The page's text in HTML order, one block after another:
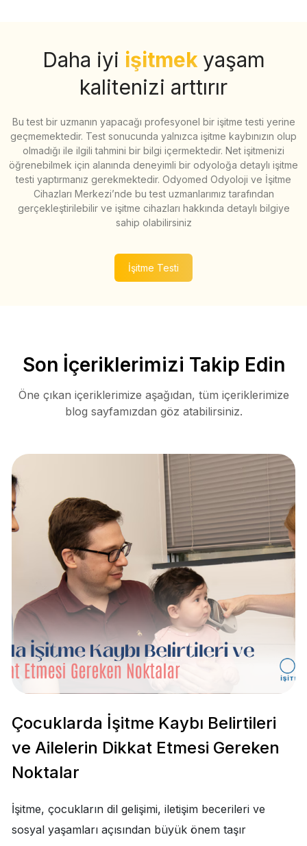
Daha iyi işitmek yaşam
kalitenizi arttırır
Bu test bir uzmanın yapacağı profesyonel bir işitme testi yerine
geçmemektedir. Test sonucunda yalnızca işitme kaybınızın olup
olmadığı ile ilgili tahmini bir bilgi içermektedir. Net işitmenizi
öğrenebilmek için alanında deneyimli bir odyoloğa detaylı işitme
testi yaptırmanız gerekmektedir. Odyomed Odyoloji ve İşitme
Cihazları Merkezi’nde bu test uzmanlarımız tarafından
gerçekleştirilebilir ve işitme cihazları hakkında detaylı bilgiye
sahip olabilirsiniz
İşitme Testi
Son İçeriklerimizi Takip Edin
Öne çıkan içeriklerimize aşağıdan, tüm içeriklerimize
blog sayfamızdan göz atabilirsiniz.
Çocuklarda İşitme Kaybı Belirtileri
ve Ailelerin Dikkat Etmesi Gereken
Noktalar
İşitme, çocukların dil gelişimi, iletişim becerileri ve
sosyal yaşamları açısından büyük önem taşır